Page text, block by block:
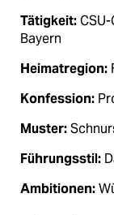
Tätigkeit:
Bayern
Heimatregion:
Konfession:
Muster:
Führungsstil:
Ambitionen: